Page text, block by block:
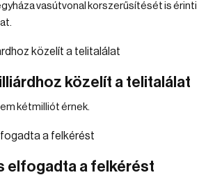
vasútvonal korszerűsítését is érinti
közelít a telitalálat
kétmilliót érnek.
elfogadta a felkérést